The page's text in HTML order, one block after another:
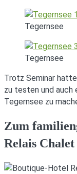
Tegernsee
Tegernsee
Trotz Seminar
zu testen und auch
Tegernsee zu
Zum
Relais